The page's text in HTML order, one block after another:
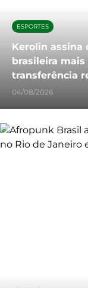
ESPORTES
Kerolin assina
brasileira
transferência
04/08/2026